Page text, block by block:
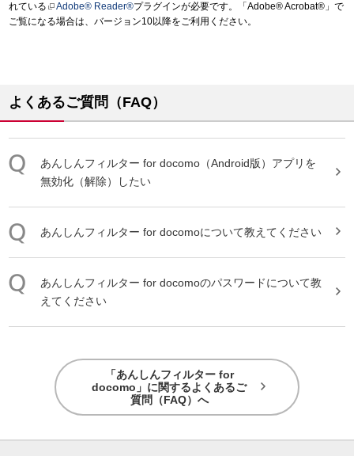
れている
Adobe® Reader®プラグインが必要です。「Adobe® Acrobat®」で
ご覧になる場合は、バージョン10以降をご利用ください。
よくあるご質問（FAQ）
あんしんフィルター for docomo （Android版）アプリを
無効化（解除）したい
あんしんフィルター for docomoについて教えてください
あんしんフィルター for docomoのパスワードについて教
えてください
「あんしんフィルター for
docomo」に関するよくあるご
質問（FAQ）へ